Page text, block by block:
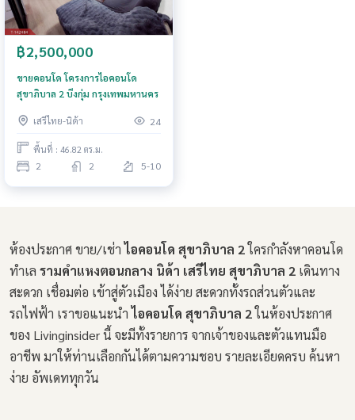
฿2,500,000
ขายคอนโด โครงการไอคอนโด
สุขาภิบาล 2 บึงกุ่ม กรุงเทพมหานคร
เสรีไทย-นิด้า 24
พื้นที่ : 46.82 ตร.ม.
2 2 5-10
ห้องประกาศ ขาย/เช่าไอคอนโด สุขาภิบาล 2ใครกำลังหาคอนโด
ทำเล รามคำแหงตอนกลาง นิด้า เสรีไทย สุขาภิบาล 2 เดินทาง
สะดวก เชื่อมต่อ เข้าสู่ตัวเมือง ได้ง่าย สะดวกทั้งรถส่วนตัวและ
รถไฟฟ้า เราขอแนะนำไอคอนโด สุขาภิบาล 2ในห้องประกาศ
ของ Livinginsider นี้ จะมีทั้งรายการ จากเจ้าของและตัวแทนมือ
อาชีพ มาให้ท่านเลือกกันได้ตามความชอบ รายละเอียดครบ ค้นหา
ง่าย อัพเดททุกวัน